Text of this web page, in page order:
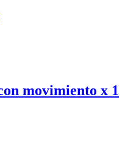
movimiento x 1